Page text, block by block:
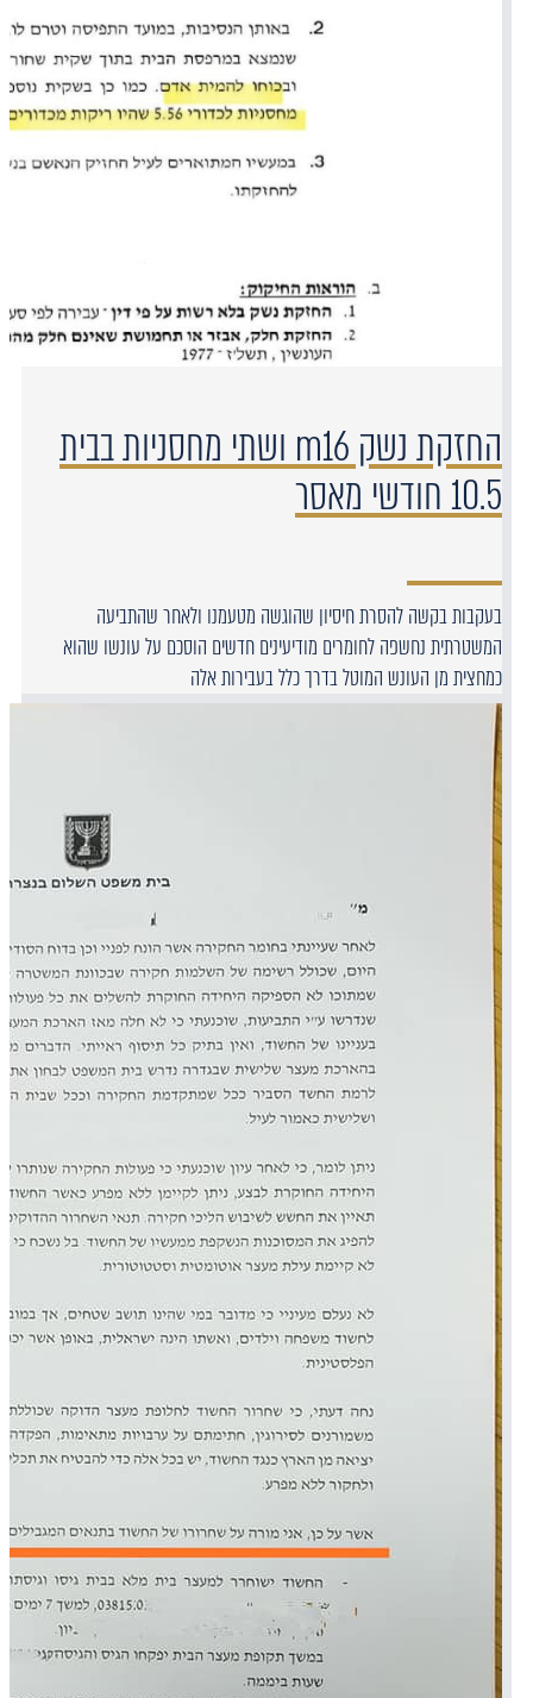
החזקת נשק m16 ושתי מחסניות בבית
10.5 חודשי מאסר
בעקבות בקשה להסרת חיסיון שהוגשה מטעמנו ולאחר שהתביעה
המשטרתית נחשפה לחומרים מודיעינים חדשים הוסכם על עונשו שהוא
כמחצית מן העונש המוטל בדרך כלל בעבירות אלה